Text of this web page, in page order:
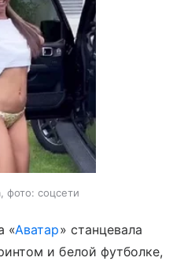
фото: соцсети
«Аватар» станцевала
и белой футболке,